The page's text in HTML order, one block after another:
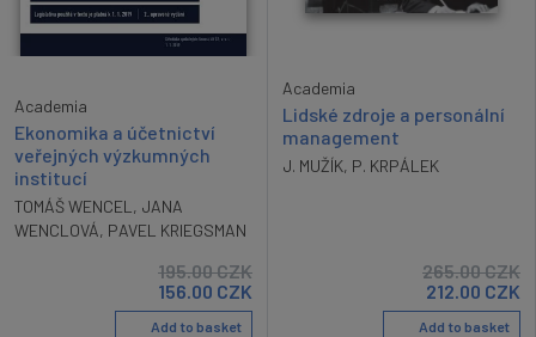
Academia
Ekonomika a účetnictví
veřejných výzkumných
institucí
TOMÁŠ WENCEL , JANA
WENCLOVÁ, PAVEL KRIEGSMAN
195.00CZK
156.00 CZK
Add to basket
Academia
Lidské zdroje a personální
management
J. MUŽÍK, P. KRPÁLEK
265.00CZK
212.00 CZK
Add to basket